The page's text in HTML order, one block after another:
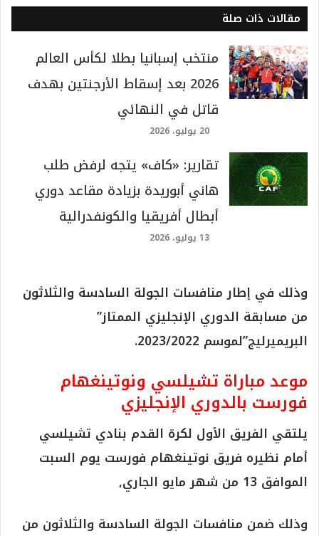
مقالات ذات صلة
منتخب إسبانيا بطلا لكأس العالم
2026 بعد إسقاط الأرجنتين بهدف
قاتل في النهائي
20 يوليو، 2026
تقارير: «كاف» يتجه لرفض طلب
هاني أبوريدة بزيادة مقاعد دوري
أبطال أفريقيا والكونفدرالية
13 يوليو، 2026
وذلك في إطار منافسات الجولة السادسة والثلاثون
من مسابقة الدوري الإنجليزي الممتاز”
البريميرليج”لموسم 2023/2022.
موعد مباراة تشيلسي ونوتينغهام
فورست بالدوري الإنجليزي
يلتقي الفريق الأول لكرة القدم بنادي تشيلسي
أمام نظيره فريق نوتينغهام فورست يوم السبت
الموافق 13 من شهر مايو الجاري,
وذلك ضمن منافسات الجولة السادسة والثلاثون من